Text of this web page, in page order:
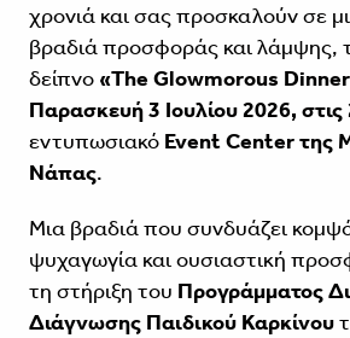
χρονιά και σας προσκαλούν σε
βραδιά προσφοράς και λάμψης,
δείπνο «The Glowmorous
Παρασκευή 3 Ιουλίου 2026, στις
εντυπωσιακό Event Center της
Νάπας.
Μια βραδιά που συνδυάζει
ψυχαγωγία και ουσιαστική
τη στήριξη του Προγράμματος
Διάγνωσης Παιδικού Καρκίνου